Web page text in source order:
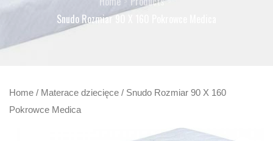
Snudo Rozmiar 90 X 160 Pokrowce Medica
Home / Materace dziecięce / Snudo Rozmiar 90 X 160
Pokrowce Medica